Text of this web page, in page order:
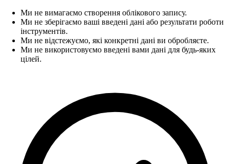
Ми не вимагаємо створення облікового запису.
Ми не зберігаємо ваші введені дані або результати роботи
інструментів.
Ми не відстежуємо, які конкретні дані ви обробляєте.
Ми не використовуємо введені вами дані для будь-яких
цілей.